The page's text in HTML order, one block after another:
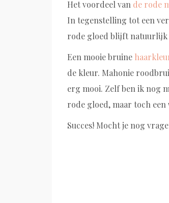
Het voordeel van de rode
In tegenstelling tot een
rode gloed blijft natuurlijk
Een mooie bruine
de kleur. Mahonie
erg mooi. Zelf ben ik nog
rode gloed, maar toch
Succes! Mocht je nog